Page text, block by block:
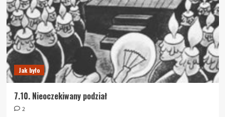
pomyliliśmy?
Jak było
7.10. Nieoczekiwany podział
2